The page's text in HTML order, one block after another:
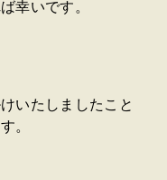
幸いです。
いたしましたこと
。